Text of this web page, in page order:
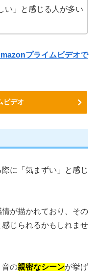
い」と感じる人が多い
プライムビデオで
ビデオ
に「気まずい」と感じ
が描かれており、その
じられるかもしれませ
音の親密なシーンが挙げ